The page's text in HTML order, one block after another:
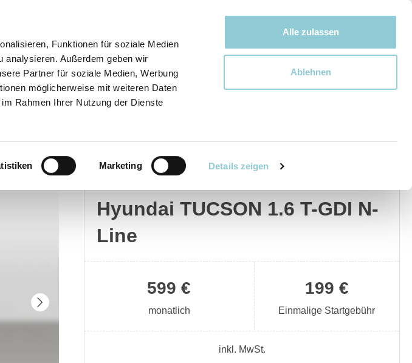
Funktionen für soziale Medien
analysieren. Außerdem geben wir
Partner für soziale Medien, Werbung
möglicherweise mit weiteren Daten
Rahmen Ihrer Nutzung der Dienste
Marketing Details zeigen
Alle zulassen
Ablehnen
Bewegen bewegt uns!
Hyundai
Hyundai TUCSON 1.6 T-GDI N-
Line
199 €
Einmalige Startgebühr
599 €
monatlich
inkl. MwSt.